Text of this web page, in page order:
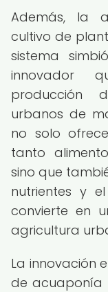
Además, la
cultivo de
sistema
innovador
producción
urbanos de
no solo
tanto
sino que
nutrientes y
convierte en
agricultura
La innovación
de acuaponía